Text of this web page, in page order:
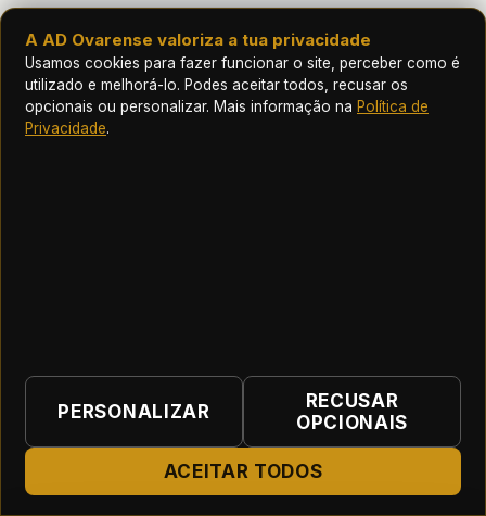
Autorizo o tratamento dos dados pessoais acima
fornecidos pelaAD Ovarense para gestão da
inscrição e participação na actividade
desportiva, nos termos do RGPD.
ASSOCIAÇÃO DESPORTIVA OVARENSE
Início |Contactos Termos e Condições|
Preferências de cookies
1921
A AD Ovarense valoriza a tua privacidade
Usamos cookies para fazer funcionar o site, perceber como é
utilizado e melhorá-lo. Podes aceitar todos, recusar os
opcionais ou personalizar. Mais informação na Política de
Privacidade.
PERSONALIZAR
RECUSAR
OPCIONAIS
ACEITAR TODOS